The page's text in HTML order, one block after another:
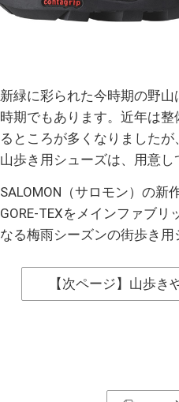
新緑に彩られた今時期の野
時期でもあります。近年は
るところが多くなりました
山歩き用シューズは、用意し
SALOMON（サロモン）の新
GORE-TEXをメインファブ
なる梅雨シーズンの街歩き用
【次ページ】山歩